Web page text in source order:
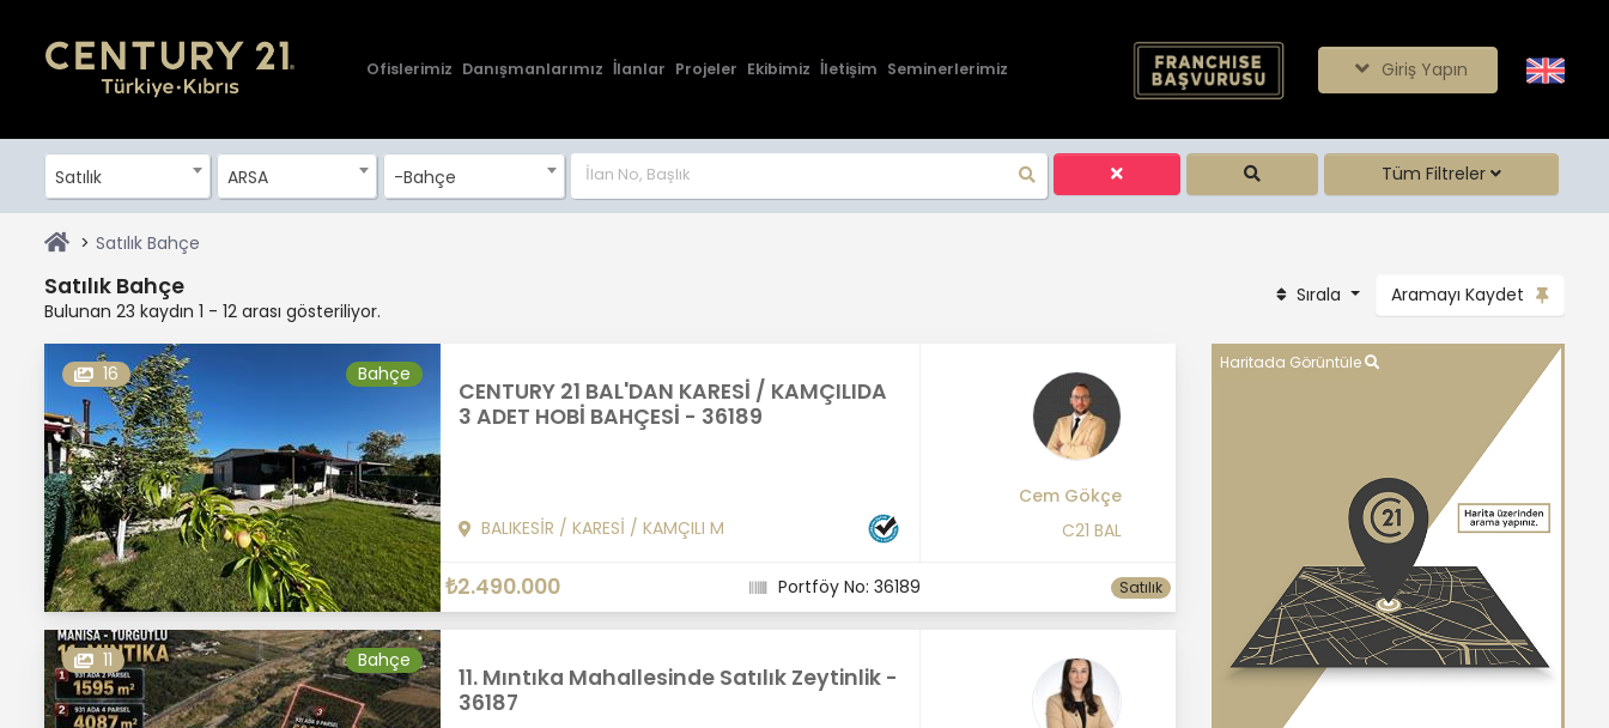
Ofislerimiz Danışmanlarımız İlanlar Projeler Ekibimiz İletişim Seminerlerimiz Giriş Yapın
Satılık ARSA -Bahçe Tüm Filtreler
Satılık Bahçe
Satılık Bahçe
Bulunan 23 kaydın 1 - 12 arası gösteriliyor.
Sırala Aramayı Kaydet
16 Bahçe
CENTURY 21 BAL'DAN KARESİ / KAMÇILIDA
3 ADET HOBİ BAHÇESİ - 36189
BALIKESİR / KARESİ / KAMÇILI M
Cem Gökçe
C21 BAL
₺2.490.000 Portföy No: 36189 Satılık
11 Bahçe
11. Mıntıka Mahallesinde Satılık Zeytinlik -
36187
Haritada Görüntüle